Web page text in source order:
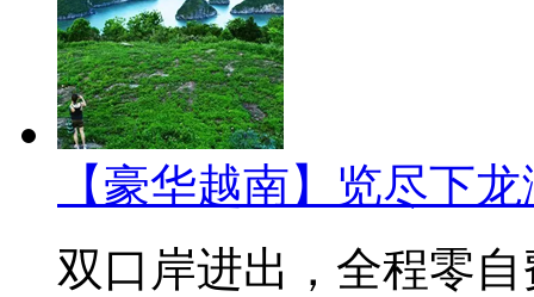
【豪华越南】览尽下
双口岸进出，全程零自